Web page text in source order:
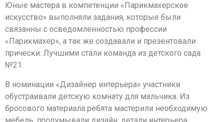
Юные мастера в компетенции «Парикмахерское
искусство» выполняли задания, которые были
связанны с осведомленностью профессии
«Парикмахер», а так же создавали и презентовали
прически. Лучшими стали команда из детского сада
№21.
В номинации «Дизайнер интерьера» участники
обустраивали детскую комнату для мальчика. Из
бросового материала ребята мастерили необходимую
мебель, продумывали дизайн, детали интерьера